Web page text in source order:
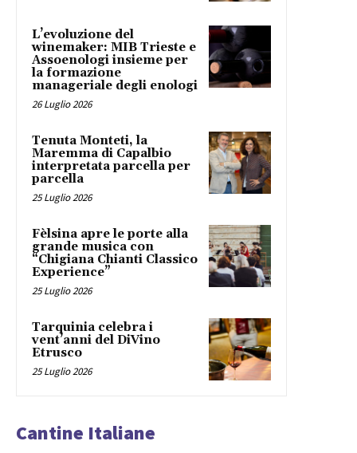
L’evoluzione del
winemaker: MIB Trieste e
Assoenologi insieme per
la formazione
manageriale degli enologi
26 Luglio 2026
Tenuta Monteti, la
Maremma di Capalbio
interpretata parcella per
parcella
25 Luglio 2026
Fèlsina apre le porte alla
grande musica con
“Chigiana Chianti Classico
Experience”
25 Luglio 2026
Tarquinia celebra i
vent’anni del DiVino
Etrusco
25 Luglio 2026
Cantine Italiane